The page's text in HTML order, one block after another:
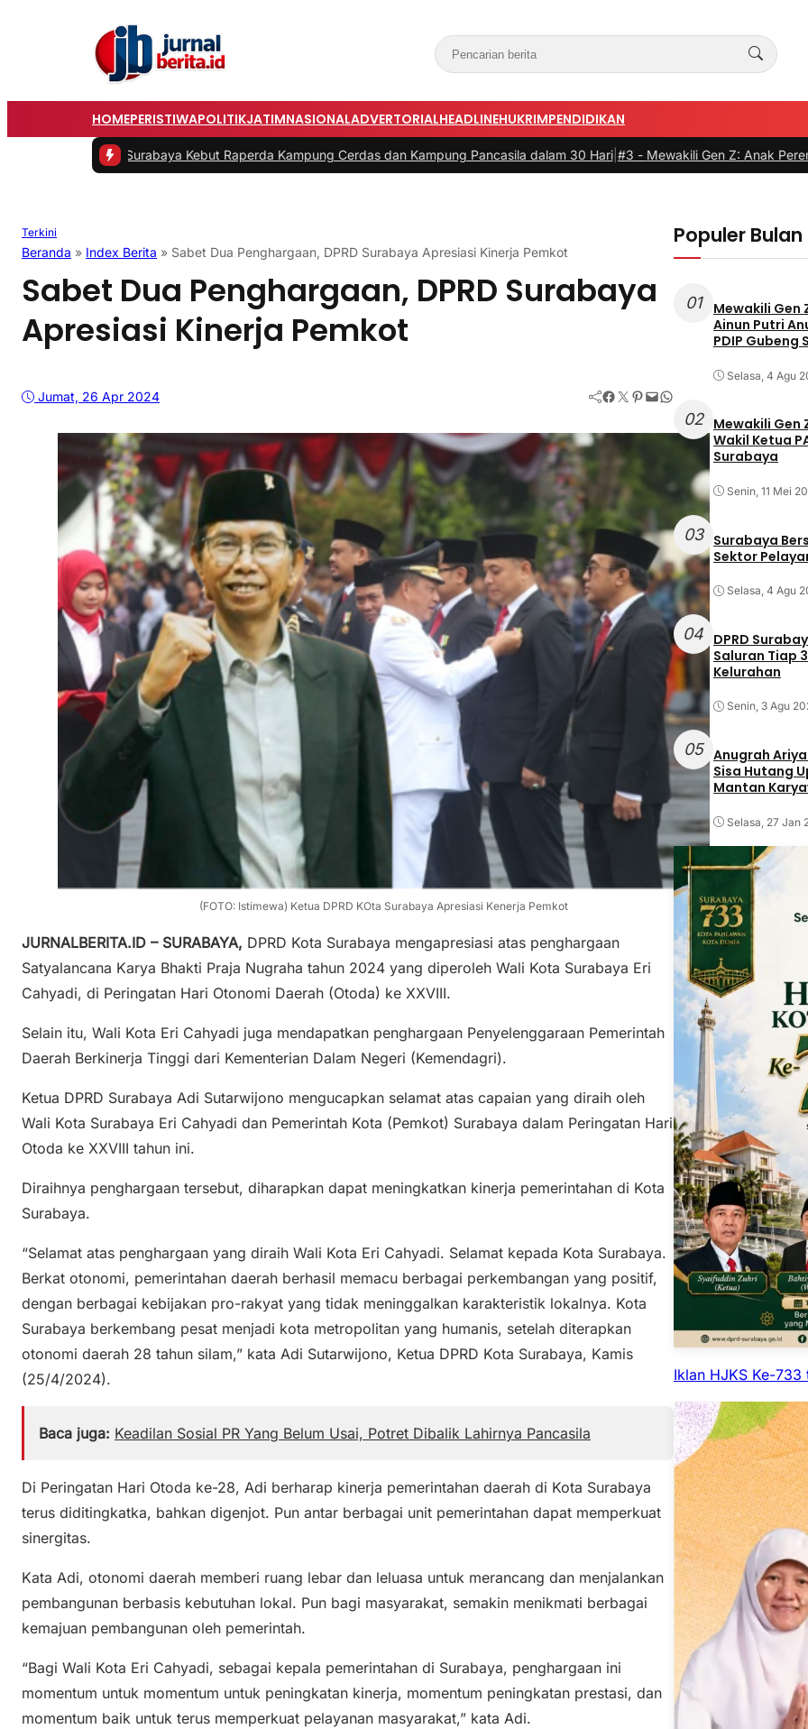
HOMEPERISTIWAPOLITIKJATIMNASIONALADVERTORIALHEADLINEHUKRIMPENDIDIKAN
Surabaya Kebut Raperda Kampung Cerdas dan Kampung Pancasila dalam 30 Hari|#3 -Mewakili Gen Z: Anak Perempuan Anugrah
Terkini
Beranda » Index Berita » Sabet Dua Penghargaan, DPRD Surabaya Apresiasi Kinerja Pemkot
Sabet Dua Penghargaan, DPRD Surabaya
Apresiasi Kinerja Pemkot
Jumat, 26 Apr 2024 Facebook Twitter Pinterest Mail WhatsApp
(FOTO: Istimewa) Ketua DPRD KOta Surabaya Apresiasi Kenerja Pemkot
JURNALBERITA.ID – SURABAYA, DPRD Kota Surabaya mengapresiasi atas penghargaan
Satyalancana Karya Bhakti Praja Nugraha tahun 2024 yang diperoleh Wali Kota Surabaya Eri
Cahyadi, di Peringatan Hari Otonomi Daerah (Otoda) ke XXVIII.
Selain itu, Wali Kota Eri Cahyadi juga mendapatkan penghargaan Penyelenggaraan Pemerintah
Daerah Berkinerja Tinggi dari Kementerian Dalam Negeri (Kemendagri).
Ketua DPRD Surabaya Adi Sutarwijono mengucapkan selamat atas capaian yang diraih oleh
Wali Kota Surabaya Eri Cahyadi dan Pemerintah Kota (Pemkot) Surabaya dalam Peringatan Hari
Otoda ke XXVIII tahun ini.
Diraihnya penghargaan tersebut, diharapkan dapat meningkatkan kinerja pemerintahan di Kota
Surabaya.
“Selamat atas penghargaan yang diraih Wali Kota Eri Cahyadi. Selamat kepada Kota Surabaya.
Berkat otonomi, pemerintahan daerah berhasil memacu berbagai perkembangan yang positif,
dengan berbagai kebijakan pro-rakyat yang tidak meninggalkan karakteristik lokalnya. Kota
Surabaya berkembang pesat menjadi kota metropolitan yang humanis, setelah diterapkan
otonomi daerah 28 tahun silam,” kata Adi Sutarwijono, Ketua DPRD Kota Surabaya, Kamis
(25/4/2024).
Baca juga: Keadilan Sosial PR Yang Belum Usai, Potret Dibalik Lahirnya Pancasila
Di Peringatan Hari Otoda ke-28, Adi berharap kinerja pemerintahan daerah di Kota Surabaya
terus diditingkatka, bahkan digenjot. Pun antar berbagai unit pemerintahan dapat memperkuat
sinergitas.
Kata Adi, otonomi daerah memberi ruang lebar dan leluasa untuk merancang dan menjalankan
pembangunan berbasis kebutuhan lokal. Pun bagi masyarakat, semakin menikmati berbagai
kemajuan pembangunan oleh pemerintah.
“Bagi Wali Kota Eri Cahyadi, sebagai kepala pemerintahan di Surabaya, penghargaan ini
momentum untuk momentum untuk peningkatan kinerja, momentum peningkatan prestasi, dan
momentum baik untuk terus memperkuat pelayanan masyarakat,” kata Adi.
Populer Bulan
01
Mewakili Gen
Ainun Putri
PDIP Gubeng
Selasa, 4 Agu
02
Mewakili Gen
Wakil Ketua
Surabaya
Senin, 11 Mei
03
Surabaya
Sektor
Selasa, 4 Agu
04 DPRD
Saluran Tiap
Kelurahan
Senin, 3 Agu
05 Anugrah
Sisa Hutang
Mantan
Selasa, 27 Jan
Iklan HJKS Ke-733